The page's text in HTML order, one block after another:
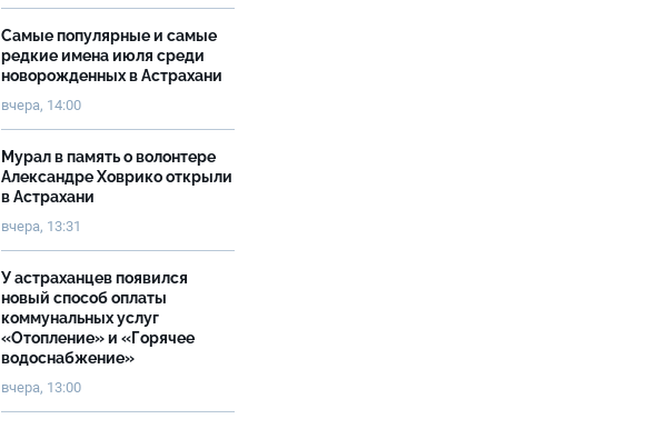
Самые популярные и самые
редкие имена июля среди
новорожденных в Астрахани
вчера, 14:00
Мурал в память о волонтере
Александре Ховрико открыли
в Астрахани
вчера, 13:31
У астраханцев появился
новый способ оплаты
коммунальных услуг
«Отопление» и «Горячее
водоснабжение»
вчера, 13:00